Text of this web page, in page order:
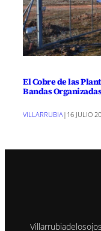
El Cobre de las
Bandas Organizadas
VILLARRUBIA | 16 JULIO